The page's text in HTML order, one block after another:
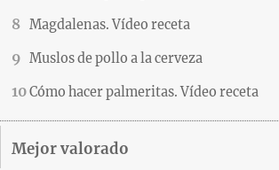
Magdalenas. Vídeo receta
Muslos de pollo a la cerveza
Cómo hacer palmeritas. Vídeo receta
Mejor valorado